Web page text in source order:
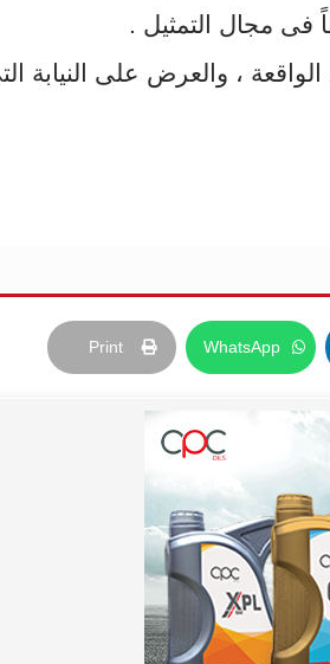
فى مجال التمثيل .
الواقعة ، والعرض على النيابة
WhatsApp
Print